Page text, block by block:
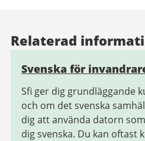
Relaterad
Svenska för
Sfi ger dig grundläggande
och om det svenska
dig att använda datorn
dig svenska. Du kan oftast